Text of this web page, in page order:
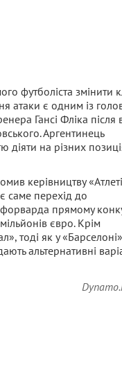
футболіста змінити
атаки є одним із
Гансі Фліка після
Аргентинець
діяти на різних
керівництву
саме перехід до
прямому
євро. Крім
тоді як у «Барселоні»
альтернативні